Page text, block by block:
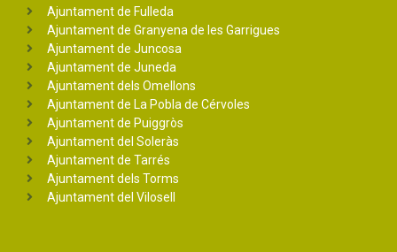
Ajuntament de Fulleda
Ajuntament de Granyena de les Garrigues
Ajuntament de Juncosa
Ajuntament de Juneda
Ajuntament dels Omellons
Ajuntament de La Pobla de Cérvoles
Ajuntament de Puiggròs
Ajuntament del Soleràs
Ajuntament de Tarrés
Ajuntament dels Torms
Ajuntament del Vilosell